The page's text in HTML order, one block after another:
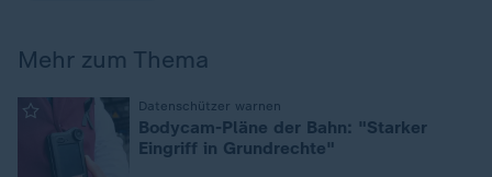
Mehr zum Thema
Datenschützer warnen
Bodycam-Pläne der Bahn: "Starker
Eingriff in Grundrechte"